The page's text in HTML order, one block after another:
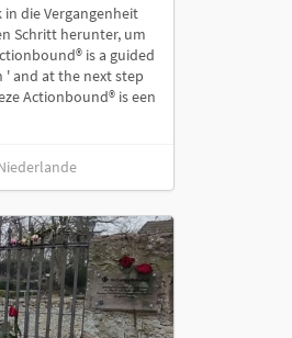
die Vergangenheit
Schritt herunter, um
is a guided
and at the next step
Actionbound® is een